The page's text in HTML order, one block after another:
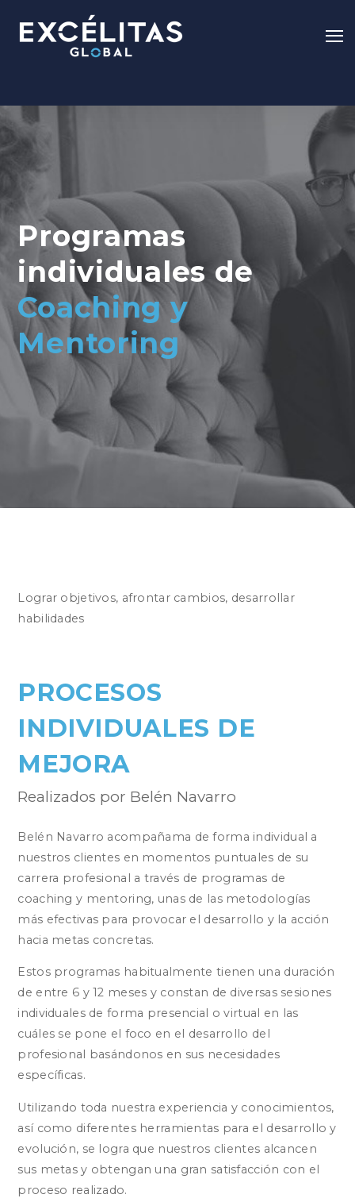
Programas
individuales de
Coaching y
Mentoring
Lograr objetivos, afrontar cambios, desarrollar
habilidades
PROCESOS
INDIVIDUALES DE
MEJORA
Realizados por Belén Navarro
Belén Navarro acompañama de forma individual a
nuestros clientes en momentos puntuales de su
carrera profesional a través de programas de
coaching y mentoring, unas de las metodologías
más efectivas para provocar el desarrollo y la acción
hacia metas concretas.
Estos programas habitualmente tienen una duración
de entre 6 y 12 meses y constan de diversas sesiones
individuales de forma presencial o virtual en las
cuáles se pone el foco en el desarrollo del
profesional basándonos en sus necesidades
específicas.
Utilizando toda nuestra experiencia y conocimientos,
así como diferentes herramientas para el desarrollo y
evolución, se logra que nuestros clientes alcancen
sus metas y obtengan una gran satisfacción con el
proceso realizado.